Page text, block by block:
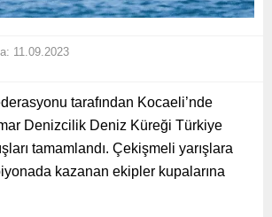
11.09.2023
tarafından Kocaeli’nde
Denizcilik Deniz Küreği Türkiye
tamamlandı. Çekişmeli yarışlara
kazanan ekipler kupalarına